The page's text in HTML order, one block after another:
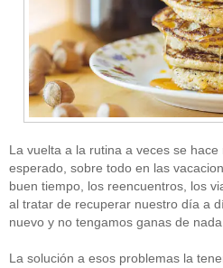
La vuelta a la rutina a veces se
esperado, sobre todo en las
buen tiempo, los reencuentros, los
al tratar de recuperar nuestro día a
nuevo y no tengamos ganas de
La solución a esos problemas la